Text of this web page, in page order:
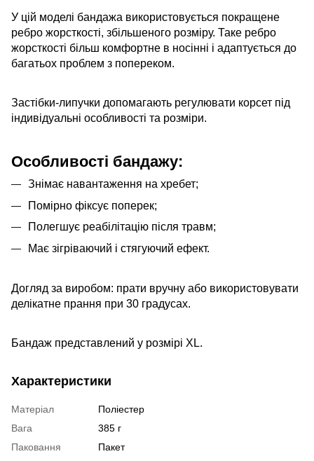
У цій моделі бандажа використовується покращене
ребро жорсткості, збільшеного розміру. Таке ребро
жорсткості більш комфортне в носінні і адаптується до
багатьох проблем з попереком.
Застібки-липучки допомагають регулювати корсет під
індивідуальні особливості та розміри.
Особливості бандажу:
Знімає навантаження на хребет;
Помірно фіксує поперек;
Полегшує реабілітацію після травм;
Має зігріваючий і стягуючий ефект.
Догляд за виробом: прати вручну або використовувати
делікатне прання при 30 градусах.
Бандаж представлений у розмірі XL.
Характеристики
Матеріал
Поліестер
Вага
385 г
Паковання
Пакет